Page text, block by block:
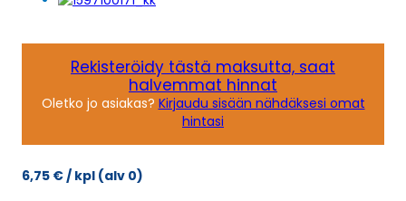
Rekisteröidy tästä maksutta, saat
halvemmat hinnat
Oletko jo asiakas? Kirjaudu sisään nähdäksesi omat
hintasi
6,75 €/ kpl (alv 0)